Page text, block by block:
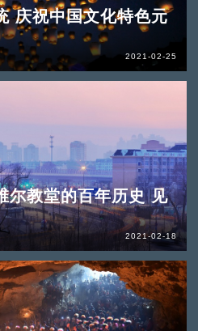
庆祝中国文化特色元
2021-02-25
尔教堂的百年历史 见
2021-02-18